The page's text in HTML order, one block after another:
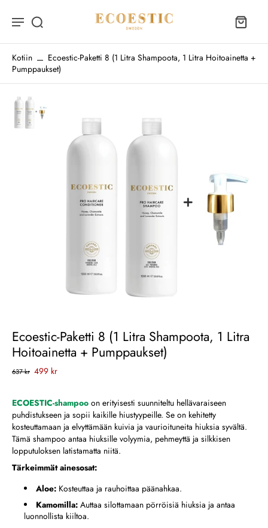
Kotiin
Ecoestic-Paketti 8 (1 Litra Shampoota, 1 Litra Hoitoainetta +
Pumppaukset)
Ecoestic-Paketti 8 (1 Litra Shampoota, 1 Litra
Hoitoainetta + Pumppaukset)
637 kr 499 kr
ECOESTIC-shampoo on erityisesti suunniteltu hellävaraiseen
puhdistukseen ja sopii kaikille hiustyypeille. Se on kehitetty
kosteuttamaan ja elvyttämään kuivia ja vaurioituneita hiuksia syvältä.
Tämä shampoo antaa hiuksille volyymia, pehmeyttä ja silkkisen
lopputuloksen latistamatta niitä.
Tärkeimmät ainesosat:
Aloe:Kosteuttaa ja rauhoittaa päänahkaa.
Kamomilla:Auttaa silottamaan pörröisiä hiuksia ja antaa
luonnollista kiiltoa.